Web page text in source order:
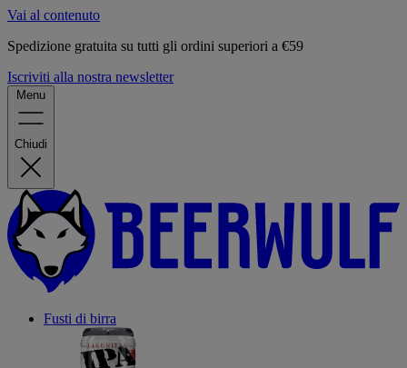
Vai al contenuto
Spedizione gratuita su tutti gli ordini superiori a €59
Iscriviti alla nostra newsletter
Menu
Chiudi
Fusti di birra